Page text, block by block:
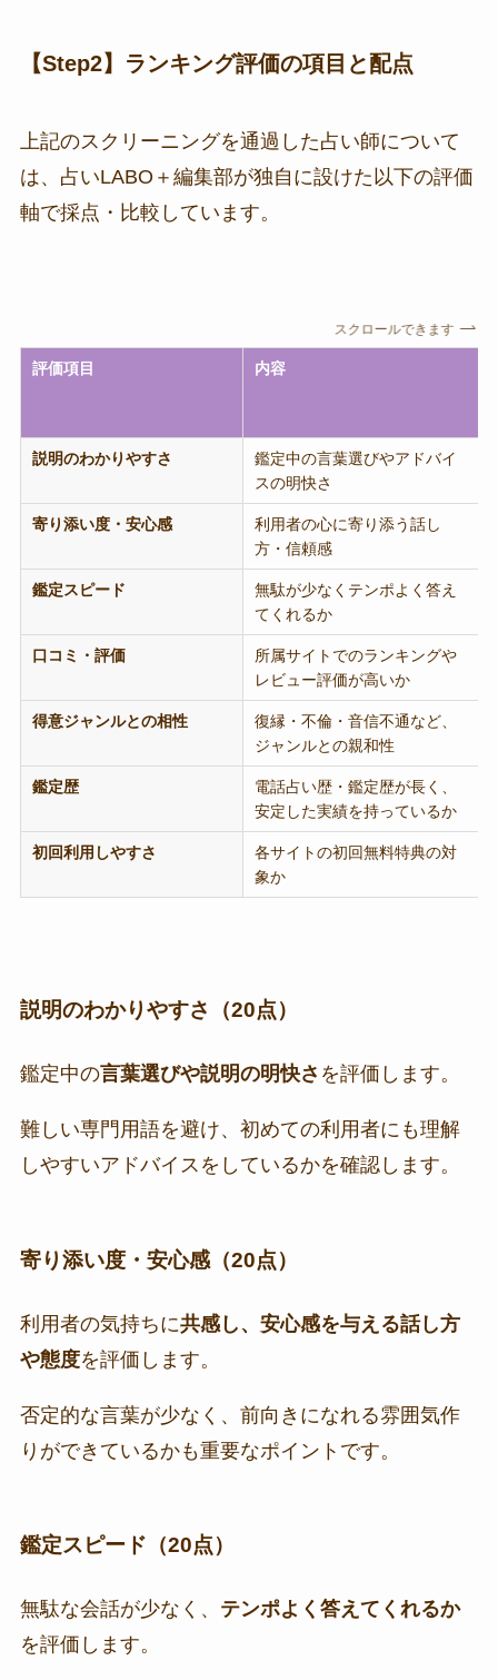
【Step2】ランキング評価の項目と配点
上記のスクリーニングを通過した占い師について
は、占いLABO＋編集部が独自に設けた以下の評価
軸で採点・比較しています。
スクロールできます
評価項目 内容
説明のわかりやすさ
鑑定中の言葉選びやアドバイ
スの明快さ
寄り添い度・安心感
利用者の心に寄り添う話し
方・信頼感
鑑定スピード
無駄が少なくテンポよく答え
てくれるか
口コミ・評価
所属サイトでのランキングや
レビュー評価が高いか
得意ジャンルとの相性
復縁・不倫・音信不通など、
ジャンルとの親和性
鑑定歴
電話占い歴・鑑定歴が長く、
安定した実績を持っているか
初回利用しやすさ
各サイトの初回無料特典の対
象か
説明のわかりやすさ（20点）
鑑定中の言葉選びや説明の明快さ を評価します。
難しい専門用語を避け、初めての利用者にも理解
しやすいアドバイスをしているかを確認します。
寄り添い度・安心感（20点）
利用者の気持ちに共感し、安心感を与える話し方
や態度を評価します。
否定的な言葉が少なく、前向きになれる雰囲気作
りができているかも重要なポイントです。
鑑定スピード（20点）
無駄な会話が少なく、 テンポよく答えてくれるか
を評価します。